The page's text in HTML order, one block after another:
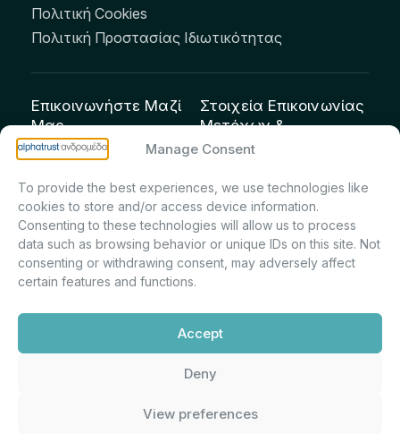
Manage Consent
To provide the best experiences, we use technologies like
cookies to store and/or access device information.
Consenting to these technologies will allow us to process
data such as browsing behavior or unique IDs on this site. Not
consenting or withdrawing consent, may adversely affect
certain features and functions.
Accept
Deny
View preferences
Πολιτική Cookies
Πολιτική Προστασίας Ιδιωτικότητας
Επικοινωνήστε Μαζί
Μας
info@andromeda.eu
Οδός Αριστείδου 1,
Κηφισιά Τ.Κ. 14561
Στοιχεία Επικοινωνίας
Μετόχων &
Επενδυτών:
Πρίντσιου – Corporate
Secretary & Investor
Relations – Τμήμα
Μετοχολογίου –
Ανακοινώσεων
m.printsiou@andromeda.eu